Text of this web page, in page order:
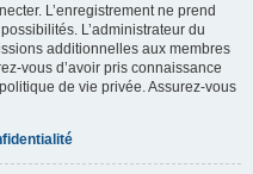
L’enregistrement ne prend
L’administrateur du
additionnelles aux membres
vous d’avoir pris connaissance
de vie privée. Assurez-vous